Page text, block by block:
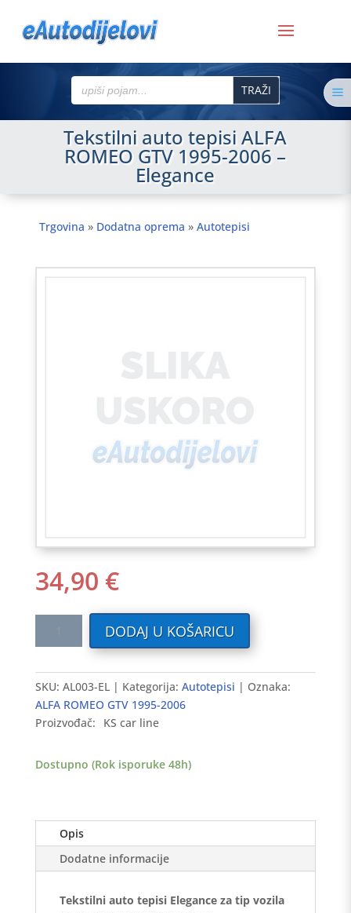
Search
for:
Tekstilni auto tepisi ALFA
ROMEO GTV 1995-2006 –
Elegance
Trgovina » Dodatna oprema » Autotepisi
34,90 €
ALFA
ROMEO
GTV
1995-
-
DODAJ U KOŠARICU
SKU: AL003-EL Kategorija: Autotepisi
Oznaka:
ALFA ROMEO GTV 1995-2006
Proizvođač:
KS car line
Dostupno (Rok isporuke 48h)
Opis
Dodatne informacije
Tekstilni auto tepisi Elegance za tip vozila
a